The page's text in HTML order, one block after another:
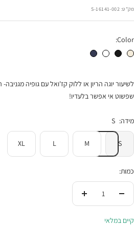
בהנחה
מק"ט: 16141-002-S
Color:
טייץ קצר שמנתטייץ קצר שחורטייץ קצר לבן טייץ קצר נייבי
לשיעור יוגה הריון או ללוק קז'ואל עם גופיה מגניבה-
שפשוט אי אפשר בלעדיו!
מידה: S
S
M
L
XL
כמות:
העלי
קיים במלאי